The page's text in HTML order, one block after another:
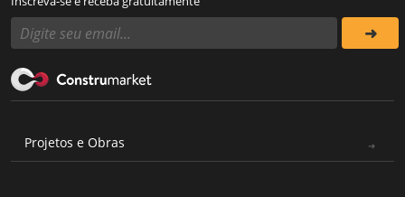
Projetos e Obras